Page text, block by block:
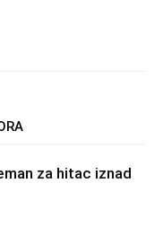
za hitac iznad